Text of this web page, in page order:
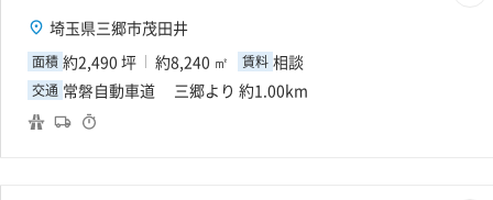
埼玉県三郷市茂田井
面積 約2,490 坪 約8,240 ㎡ 賃料 相談
交通 常磐自動車道 三郷より 約1.00km